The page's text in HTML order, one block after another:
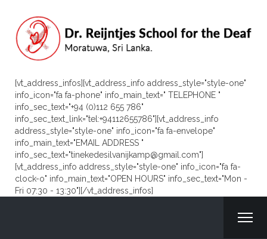
[vt_address_infos][vt_address_info address_style="style-one"
info_icon="fa fa-phone" info_main_text=" TELEPHONE "
info_sec_text="+94 (0)112 655 786"
info_sec_text_link="tel:+94112655786"][vt_address_info
address_style="style-one" info_icon="fa fa-envelope"
info_main_text="EMAIL ADDRESS "
info_sec_text="tinekedesilvanijkamp@gmail.com"]
[vt_address_info address_style="style-one" info_icon="fa fa-
clock-o" info_main_text="OPEN HOURS" info_sec_text="Mon -
Fri 07:30 - 13:30"][/vt_address_infos]